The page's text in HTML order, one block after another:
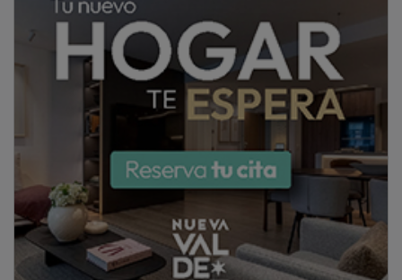
generen valor a través de la tecnología, mejoren la
vida de las personas y cuiden el planeta con
soluciones tecnológicas.